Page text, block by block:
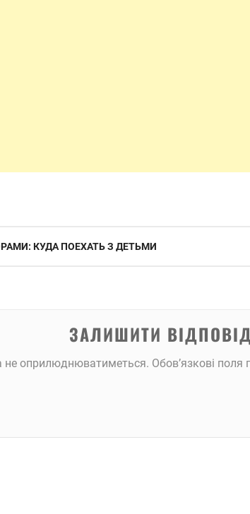
КУДА ПОЕХАТЬ З ДЕТЬМИ
ЗАЛИШИТИ
не оприлюднюватиметься. Обов’язкові поля